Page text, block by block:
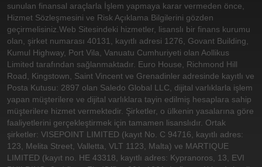
sunulan finansal araçlarla İşlem yapmaya karar vermeden önce,
Hizmet Sözleşmesini ve Risk Açıklama Bilgilerini gözden
geçirmelisiniz. Web Sitesindeki hizmetler, lisanslı bir finans kurumu
olan, şirket numarası 40131, kayıtlı adresi 1276, Govant Building,
Kumul Highway, Port Vila, Vanuatu Cumhuriyeti olan Aollikus
Limited tarafından sağlanmaktadır. Euro House, Richmond Hill
Road, Kingstown, Saint Vincent ve Grenadinler adresinde kayıtlı ve
Posta Kutusu: 2897 olan Saledo Global LLC, dijital varlıklarla işlem
yapan müşterilere ve dijital varlıklara tayin edilmiş hesaplara sahip
müşterilere hizmet vermektedir. Şirketler, o ülkenin yasalarına göre
faaliyetlerini gerçekleştirmek için tamamen lisanslıdır. Ortak
şirketler: VISEPOINT LIMITED (kayıt No. C 94716, kayıtlı adres:
123, Melita Street, Valletta, VLT 1123, Malta) ve MARTIQUE
LIMITED (kayıt no. HE 43318, kayıtlı adres: Kypranoros, 13, EVI